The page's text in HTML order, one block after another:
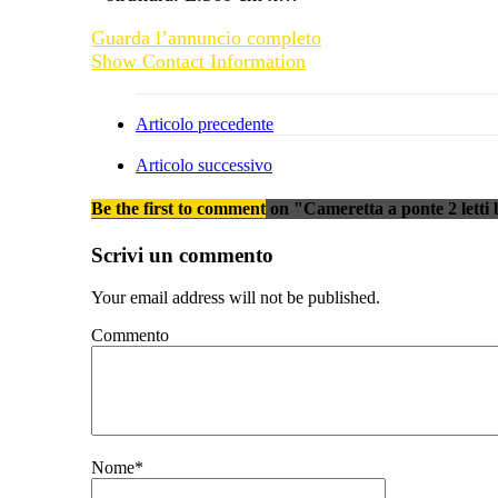
Guarda l’annuncio completo
Show Contact Information
Articolo precedente
Articolo successivo
Be the first to comment on "Cameretta a ponte 2 letti
Scrivi un commento
Your email address will not be published.
Commento
Nome*